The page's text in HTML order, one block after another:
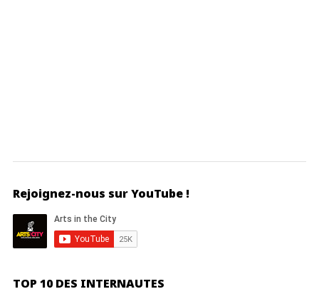
Rejoignez-nous sur YouTube !
TOP 10 DES INTERNAUTES